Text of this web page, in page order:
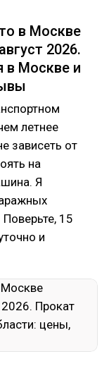
в Москве
2026.
в Москве и
летнее
зависеть от
на
Я
15
и